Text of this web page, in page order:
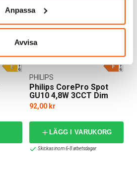
Anpassa
Avvisa
Philips CorePro Spot
GU10 4,8W 3CCT Dim
PHILIPS
92,00 kr
LÄGG I VARUKORG
Skickas inom 6-8 arbetsdagar